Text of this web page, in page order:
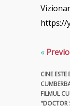
https://
«
CINE ESTE
FILMUL
"DOCTOR